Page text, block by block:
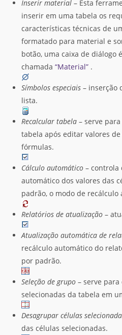
Inserir material – Esta
inserir em uma tabela os
características técnicas de
formatado para material e
botão, uma caixa de diálogo
chamada“Material” .
Símbolos especiais – inserção
lista.
Recalcular tabela – serve
tabela após editar valores
fórmulas.
Cálculo automático – controla
automático dos valores das
padrão, o modo de
Relatórios de atualização –
Atualização automática de
recálculo automático do
por padrão.
Seleção de grupo – serve
selecionadas da tabela em
Desagrupar células
das células selecionadas.